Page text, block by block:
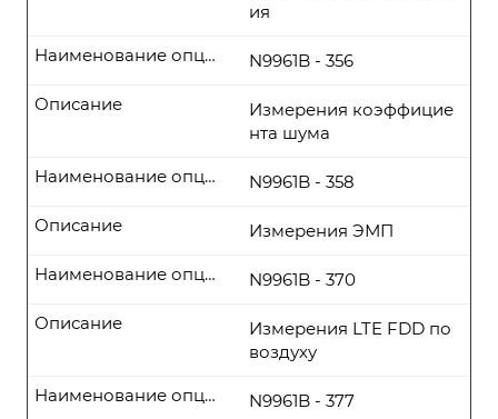
ия
N9961B - 356
Наименование опции
Измерения коэффицие
нта шума
Описание
N9961B - 358
Наименование опции
Измерения ЭМП
Описание
N9961B - 370
Наименование опции
Измерения LTE FDD по
воздуху
Описание
N9961B - 377
Наименование опции